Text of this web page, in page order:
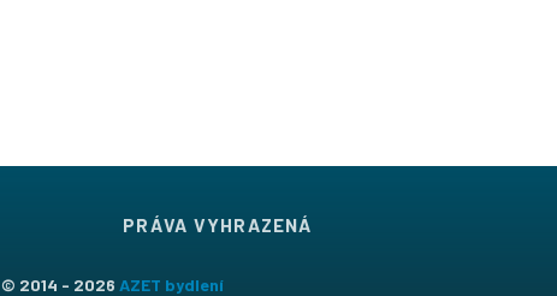
PRÁVA VYHRAZENÁ
© 2014 - 2026 AZET bydlení